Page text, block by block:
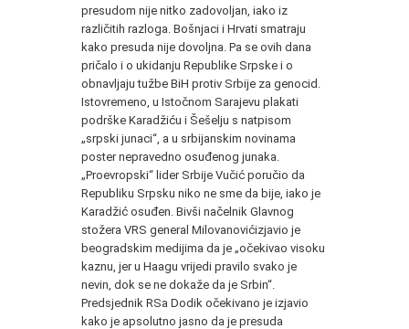
presudom nije nitko zadovoljan, iako iz
različitih razloga. Bošnjaci i Hrvati smatraju
kako presuda nije dovoljna. Pa se ovih dana
pričalo i o ukidanju Republike Srpske i o
obnavljaju tužbe BiH protiv Srbije za genocid.
Istovremeno, u Istočnom Sarajevu plakati
podrške Karadžiću i Šešelju s natpisom
„srpski junaci“, a u srbijanskim novinama
poster nepravedno osuđenog junaka.
„Proevropski“ lider Srbije Vučić poručio da
Republiku Srpsku niko ne sme da bije, iako je
Karadžić osuđen. Bivši načelnik Glavnog
stožera VRS general Milovanovićizjavio je
beogradskim medijima da je „očekivao visoku
kaznu, jer u Haagu vrijedi pravilo svako je
nevin, dok se ne dokaže da je Srbin“.
Predsjednik RSa Dodik očekivano je izjavio
kako je apsolutno jasno da je presuda